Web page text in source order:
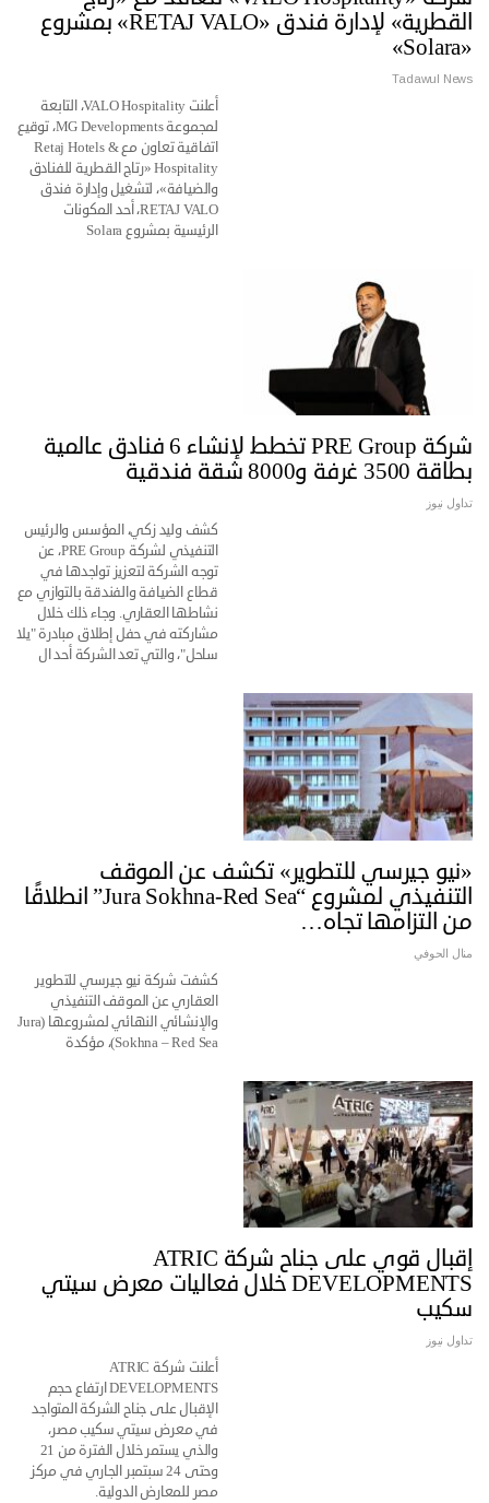
القطرية» لإدارة فندق «RETAJ VALO» بمشروع
«Solara»
Tadawul News
أعلنت VALO Hospitality، التابعة
لمجموعة MG Developments، توقيع
اتفاقية تعاون مع Retaj Hotels &
Hospitality «رتاج القطرية للفنادق
والضيافة»، لتشغيل وإدارة فندق
RETAJ VALO، أحد المكونات
الرئيسية بمشروع Solara
شركة PRE Group تخطط لإنشاء 6 فنادق عالمية
بطاقة 3500 غرفة و8000 شقة فندقية
تداول نيوز
كشف وليد زكي، المؤسس والرئيس
التنفيذي لشركة PRE Group، عن
توجه الشركة لتعزيز تواجدها في
قطاع الضيافة والفندقة بالتوازي مع
نشاطها العقاري. وجاء ذلك خلال
مشاركته في حفل إطلاق مبادرة "يلا
ساحل"، والتي تعد الشركة أحد ال
«نيو جيرسي للتطوير» تكشف عن الموقف
التنفيذي لمشروع “Jura Sokhna-Red Sea” انطلاقًا
من التزامها تجاه…
منال الحوفي
كشفت شركة نيو جيرسي للتطوير
العقاري عن الموقف التنفيذي
والإنشائي النهائي لمشروعها (Jura
Sokhna – Red Sea)، مؤكدة
إقبال قوي على جناح شركة ATRIC
DEVELOPMENTS خلال فعاليات معرض سيتي
سكيب
تداول نيوز
أعلنت شركة ATRIC
DEVELOPMENTS ارتفاع حجم
الإقبال على جناح الشركة المتواجد
في معرض سيتي سكيب مصر،
والذي يستمر خلال الفترة من 21
وحتى 24 سبتمبر الجاري في مركز
مصر للمعارض الدولية.